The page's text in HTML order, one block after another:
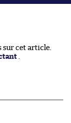
sur cet article.